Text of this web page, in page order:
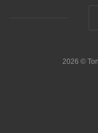
2026 ©